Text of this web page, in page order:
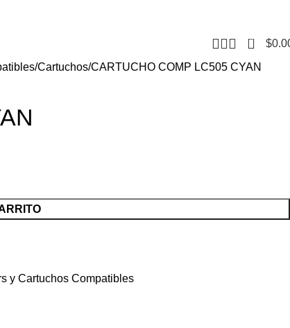
0 $
Cartuchos CARTUCHO COMP LC505 CYAN
y Cartuchos Compatibles